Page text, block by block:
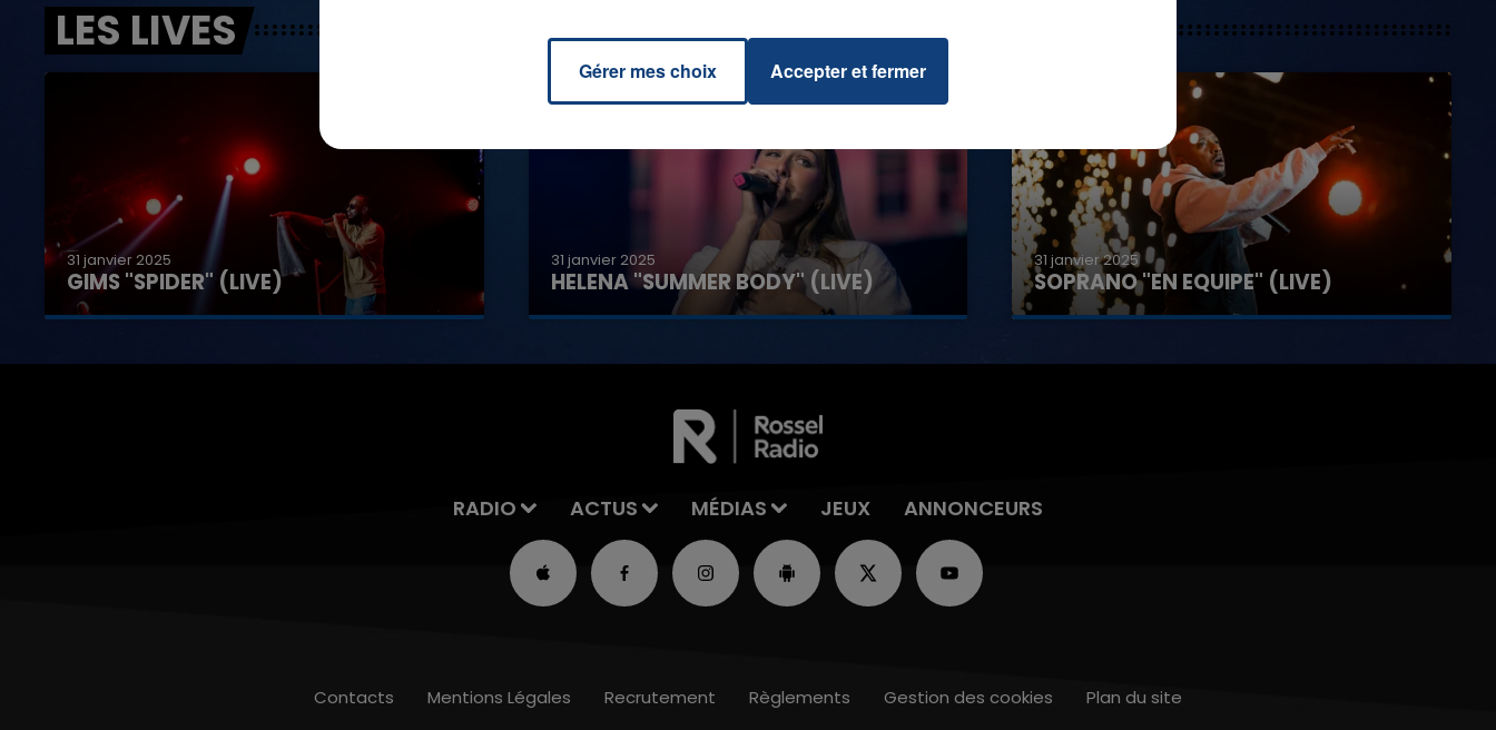
LES LIVES
31 janvier 2025
GIMS "SPIDER" (LIVE)
31 janvier 2025
HELENA "SUMMER BODY" (LIVE)
31 janvier 2025
SOPRANO "EN EQUIPE" (LIVE)
RADIO ACTUS MÉDIAS JEUX ANNONCEURS
Contacts Mentions Légales Recrutement Règlements Gestion des cookies Plan du site
Gérer mes choix Accepter et fermer